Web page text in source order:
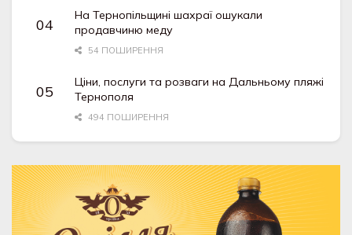
На Тернопільщині шахраї ошукали
продавчиню меду
54 ПОШИРЕННЯ
Ціни, послуги та розваги на Дальньому пляжі
Тернополя
494 ПОШИРЕННЯ